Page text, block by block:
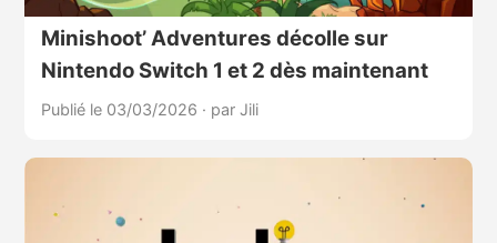
Minishoot’ Adventures décolle sur
Nintendo Switch 1 et 2 dès maintenant
Publié le 03/03/2026 · par Jili